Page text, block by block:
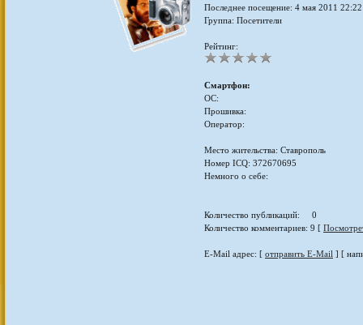
Последнее посещение: 4 мая 2011 22:22
Группа: Посетители
Рейтинг:
Смартфон:
ОС:
Прошивка:
Оператор:
Место жительства: Ставрополь
Номер ICQ: 372670695
Немного о себе:
Количество публикаций: 0
Количество комментариев: 9 [
E-Mail адрес: [ отправить E-Mail ] [